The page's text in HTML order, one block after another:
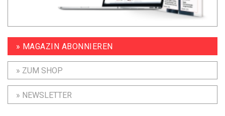
» MAGAZIN ABONNIEREN
» ZUM SHOP
» NEWSLETTER